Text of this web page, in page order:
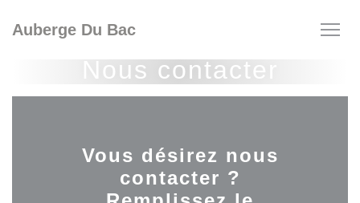
Auberge Du Bac
Nous contacter
Vous désirez nous
contacter ?